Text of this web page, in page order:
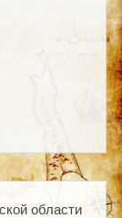
области